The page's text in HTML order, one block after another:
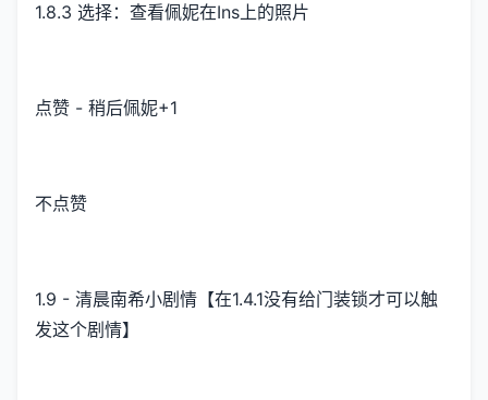
1.8.3 选择：查看佩妮在Ins上的照片
点赞 - 稍后佩妮+1
不点赞
1.9 - 清晨南希小剧情【在1.4.1没有给门装锁才可以触
发这个剧情】